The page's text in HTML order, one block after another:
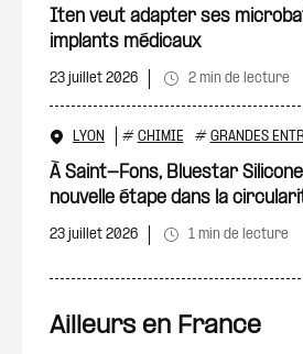
Iten veut adapter ses
implants médicaux
23 juillet 2026 2 min de lecture
LYON # CHIMIE # GRANDES
À Saint-Fons, Bluestar
nouvelle étape dans la
23 juillet 2026 1 min de lecture
Ailleurs en France